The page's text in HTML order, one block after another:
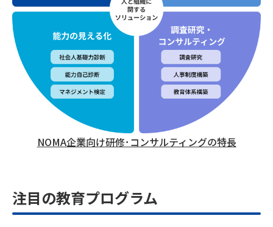
NOMA企業向け研修･コンサルティングの特長
注目の教育プログラム